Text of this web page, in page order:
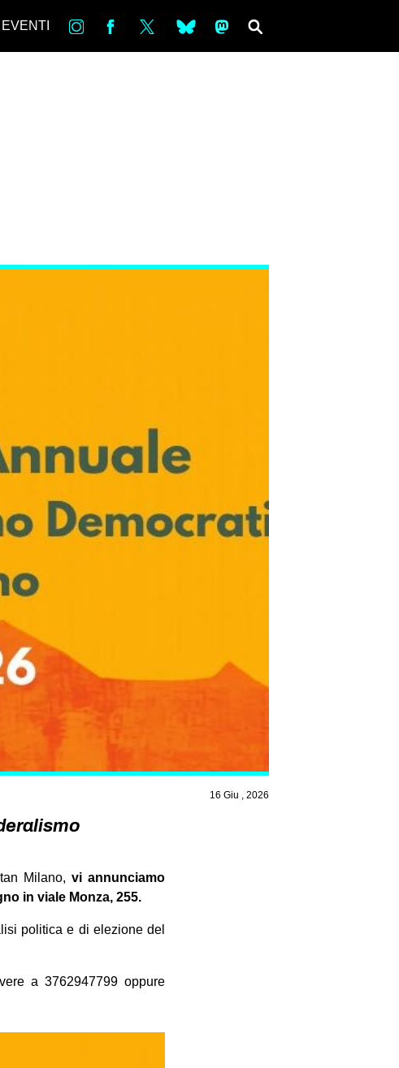
EVENTI in bsky ms
16 Giu , 2026
Milano, vi annunciamo
in viale Monza, 255.
politica e di elezione del
a 3762947799 oppure